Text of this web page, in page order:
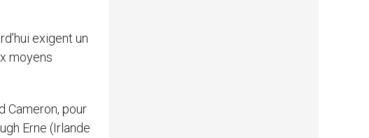
exigent un
moyens
Cameron, pour
Erne (Irlande